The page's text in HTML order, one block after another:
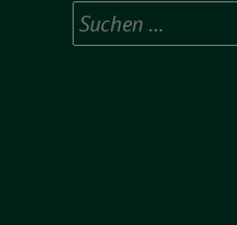
Suchen
nach: